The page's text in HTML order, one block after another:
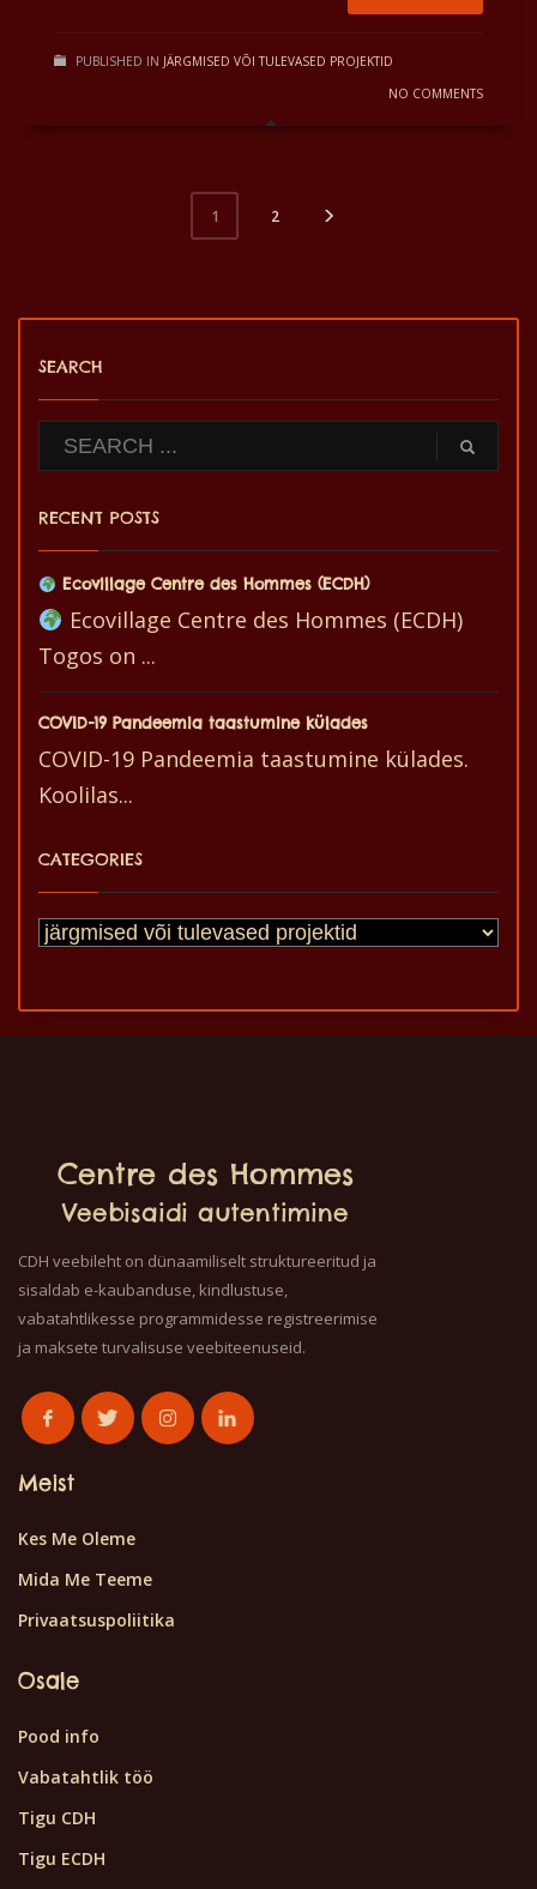
PUBLISHED IN JÄRGMISED VÕI TULEVASED PROJEKTID
NO COMMENTS
1 2
SEARCH
RECENT POSTS
Ecovillage Centre des Hommes (ECDH)
Ecovillage Centre des Hommes (ECDH)
Togos on ...
COVID-19 Pandeemia taastumine külades
COVID-19 Pandeemia taastumine külades.
Koolilas...
CATEGORIES
Centre des Hommes
Veebisaidi autentimine
CDH veebileht on dünaamiliselt struktureeritud ja
sisaldab e-kaubanduse, kindlustuse,
vabatahtlikesse programmidesse registreerimise
ja maksete turvalisuse veebiteenuseid.
Meist
Kes Me Oleme
Mida Me Teeme
Privaatsuspoliitika
Osale
Pood info
Vabatahtlik töö
Tigu CDH
Tigu ECDH